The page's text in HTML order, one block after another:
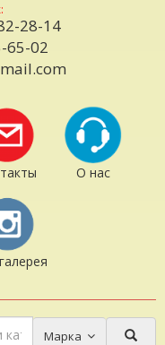
28-14
65-02
О нас
Марка